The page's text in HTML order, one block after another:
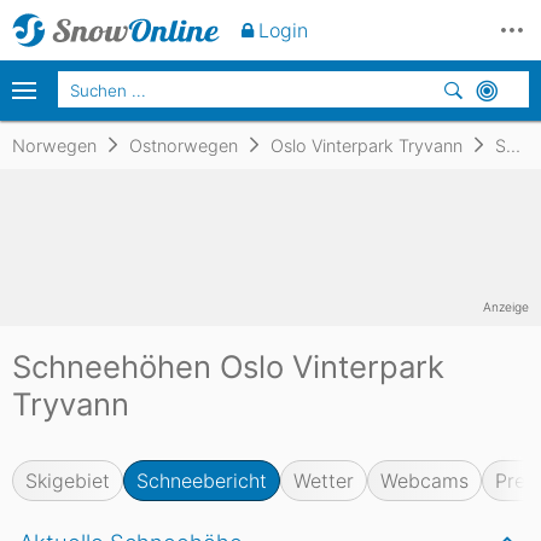
Norwegen Ostnorwegen Oslo Vinterpark Tryvann Schneebericht
Schneehöhen Oslo Vinterpark
Tryvann
Skigebiet Schneebericht Wetter Webcams
Anzeige
Login